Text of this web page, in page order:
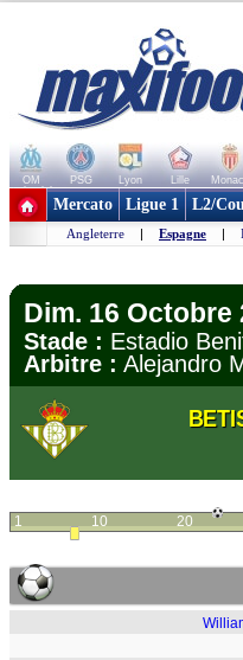
OM PSG Lyon Lille
+ de clubs
Mercato Ligue 1 L2/
Angleterre | Espagne |
Dim. 16 Octobre
Stade : Estadio
Arbitre : Alejandro
1 10 20